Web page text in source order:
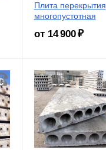
Плита перекрытия
многопустотная
от 14 900 ₽